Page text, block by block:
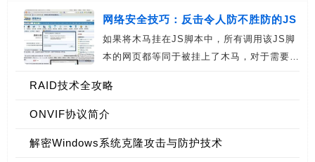
网络安全技巧：反击令人防不胜防的JS
挂马
如果将木马挂在JS脚本中，所有调用该JS脚
本的网页都等同于被挂上了木马，对于需要…
RAID技术全攻略
ONVIF协议简介
解密Windows系统克隆攻击与防护技术